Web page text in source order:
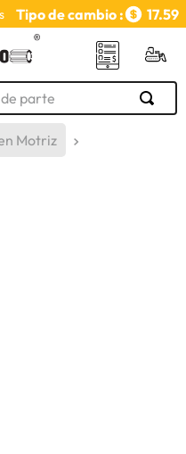
Tipo de cambio : 17.59
parte
Motriz